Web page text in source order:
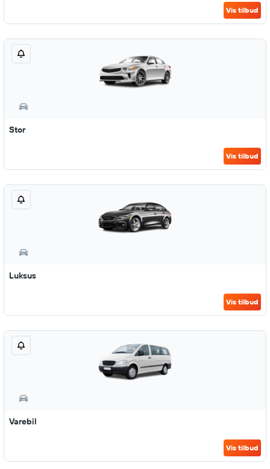
Vis tilbud
Stor
Vis tilbud
Luksus
Vis tilbud
Varebil
Vis tilbud